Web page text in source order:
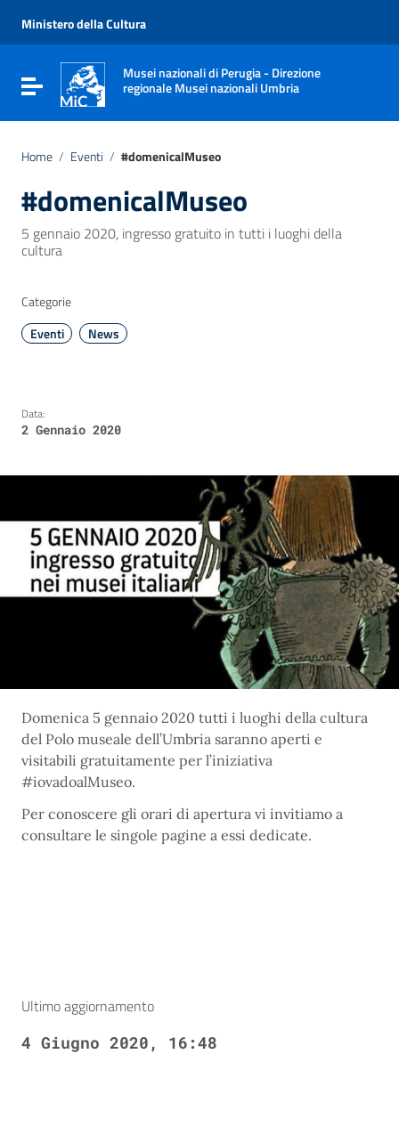
Vai al menu di navigazione
Vai al footer
Ministero della Cultura
Attiva / disattiva la navigazione
Musei nazionali di Perugia - Direzione
regionale Musei nazionali Umbria
Home / Eventi / #domenicalMuseo
#domenicalMuseo
5 gennaio 2020, ingresso gratuito in tutti i luoghi della
cultura
Categorie
Eventi
News
Data:
2 Gennaio 2020
Domenica 5 gennaio 2020 tutti i luoghi della cultura
del Polo museale dell’Umbria saranno aperti e
visitabili gratuitamente per l’iniziativa
#iovadoalMuseo.
Per conoscere gli orari di apertura vi invitiamo a
consultare le singole pagine a essi dedicate.
Ultimo aggiornamento
4 Giugno 2020, 16:48